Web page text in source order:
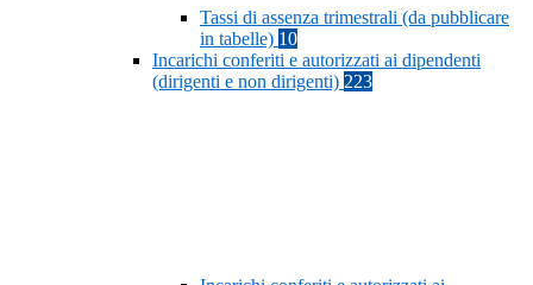
Tassi di assenza trimestrali (da pubblicare
in tabelle) 10
Incarichi conferiti e autorizzati ai dipendenti
(dirigenti e non dirigenti) 223